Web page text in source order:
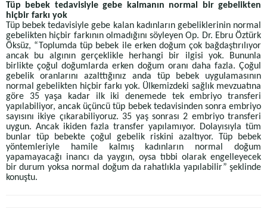
Tüp bebek tedavisiyle gebe kalmanın normal bir gebelikten
hiçbir farkı yok
Tüp bebek tedavisiyle gebe kalan kadınların gebeliklerinin normal
gebelikten hiçbir farkının olmadığını söyleyen Op. Dr. Ebru Öztürk
Öksüz, “Toplumda tüp bebek ile erken doğum çok bağdaştırılıyor
ancak bu algının gerçeklikle herhangi bir ilgisi yok. Bununla
birlikte çoğul doğumlarda erken doğum oranı daha fazla. Çoğul
gebelik oranlarını azalttığınız anda tüp bebek uygulamasının
normal gebelikten hiçbir farkı yok. Ülkemizdeki sağlık mevzuatına
göre 35 yaşa kadar ilk iki denemede tek embriyo transferi
yapılabiliyor, ancak üçüncü tüp bebek tedavisinden sonra embriyo
sayısını ikiye çıkarabiliyoruz. 35 yaş sonrası 2 embriyo transferi
uygun. Ancak ikiden fazla transfer yapılamıyor. Dolayısıyla tüm
bunlar tüp bebekte çoğul gebelik riskini azaltıyor. Tüp bebek
yöntemleriyle hamile kalmış kadınların normal doğum
yapamayacağı inancı da yaygın, oysa tıbbi olarak engelleyecek
bir durum yoksa normal doğum da rahatlıkla yapılabilir” şeklinde
konuştu.